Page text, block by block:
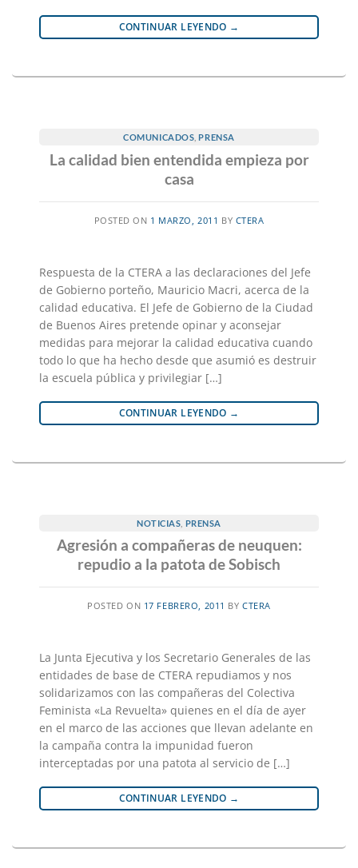
CONTINUAR LEYENDO →
COMUNICADOS ,PRENSA
La calidad bien entendida empieza por
casa
POSTED ON 1 MARZO, 2011 BY CTERA
Respuesta de la CTERA a las declaraciones del Jefe
de Gobierno porteño, Mauricio Macri, acerca de la
calidad educativa. El Jefe de Gobierno de la Ciudad
de Buenos Aires pretende opinar y aconsejar
medidas para mejorar la calidad educativa cuando
todo lo que ha hecho desde que asumió es destruir
la escuela pública y privilegiar […]
CONTINUAR LEYENDO →
NOTICIAS PRENSA
Agresión a compañeras de neuquen:
repudio a la patota de Sobisch
POSTED ON 17 FEBRERO, 2011 BY CTERA
La Junta Ejecutiva y los Secretario Generales de las
entidades de base de CTERA repudiamos y nos
solidarizamos con las compañeras del Colectiva
Feminista «La Revuelta» quienes en el día de ayer
en el marco de las acciones que llevan adelante en
la campaña contra la impunidad fueron
interceptadas por una patota al servicio de […]
CONTINUAR LEYENDO →